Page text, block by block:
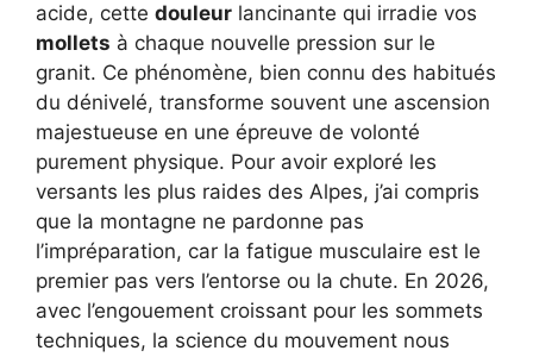
acide, cette douleur lancinante qui irradie vos
mollets à chaque nouvelle pression sur le
granit. Ce phénomène, bien connu des habitués
du dénivelé, transforme souvent une ascension
majestueuse en une épreuve de volonté
purement physique. Pour avoir exploré les
versants les plus raides des Alpes, j’ai compris
que la montagne ne pardonne pas
l’impréparation, car la fatigue musculaire est le
premier pas vers l’entorse ou la chute. En 2026,
avec l’engouement croissant pour les sommets
techniques, la science du mouvement nous